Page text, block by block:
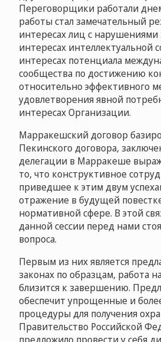
Переговорщики работали
работы стал замечательный
интересах лиц с нарушениями
интересах интеллектуальной
интересах потенциала
сообщества по достижению
относительно эффективного
удовлетворения явной
интересах Организации.
Марракешский договор
Пекинского договора,
делегации в Марракеше
то, что конструктивное
приведшее к этим двум
отражение в будущей
нормативной сфере. В этой
данной сессии перед нами
вопроса.
Первым из них является
законах по образцам, работа
близится к завершению.
обеспечит упрощенные и
процедуры для получения
Правительство Российской